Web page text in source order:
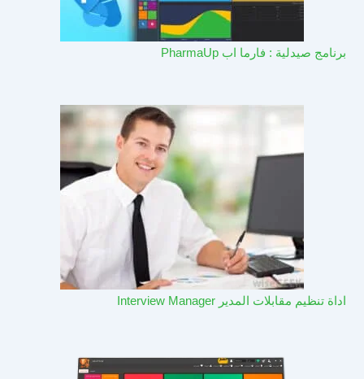
برنامج صيدلية : فارما اب PharmaUp​
اداة تنظيم مقابلات المدير Interview Manager